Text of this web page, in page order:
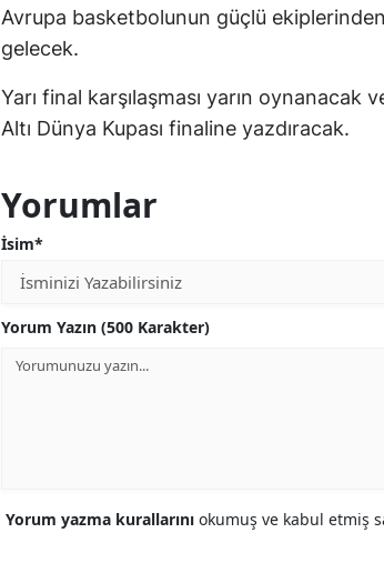
Avrupa basketbolunun güçlü ekiplerinden
gelecek.
Yarı final karşılaşması yarın oynanacak
Altı Dünya Kupası finaline yazdıracak.
Yorumlar
İsim*
Yorum Yazın (500 Karakter)
Yorum yazma kurallarını okumuş ve kabul etmiş